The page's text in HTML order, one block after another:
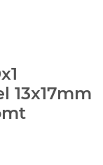
13x17mm